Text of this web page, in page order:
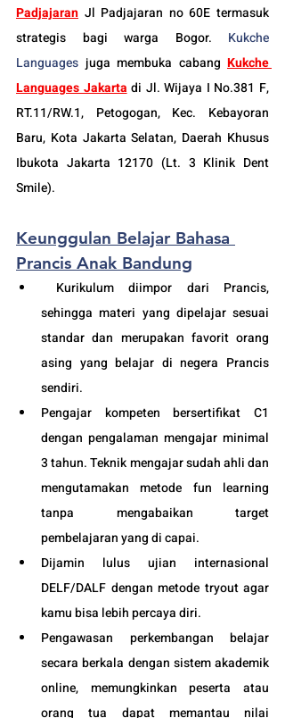
Padjajaran Jl Padjajaran no 60E termasuk
strategis bagi warga Bogor. Kukche
Languages juga membuka cabang Kukche
Languages Jakarta di Jl. Wijaya I No.381 F,
RT.11/RW.1, Petogogan, Kec. Kebayoran
Baru, Kota Jakarta Selatan, Daerah Khusus
Ibukota Jakarta 12170 (Lt. 3 Klinik Dent
Smile).
Keunggulan Belajar Bahasa
Prancis Anak Bandung
sehingga materi yang dipelajar sesuai
standar dan merupakan favorit orang
asing yang belajar di negera Prancis
sendiri.
Pengajar kompeten bersertifikat C1
dengan pengalaman mengajar minimal
3 tahun. Teknik mengajar sudah ahli dan
mengutamakan metode fun learning
tanpa mengabaikan target
pembelajaran yang di capai.
Dijamin lulus ujian internasional
DELF/DALF dengan metode tryout agar
kamu bisa lebih percaya diri.
Pengawasan perkembangan belajar
secara berkala dengan sistem akademik
online, memungkinkan peserta atau
orang tua dapat memantau nilai